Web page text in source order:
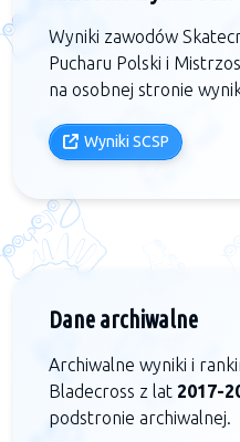
Wyniki zawodów
Pucharu Polski i
na osobnej stronie
Wyniki SCSP
Dane archiwalne
Archiwalne wyniki i
Bladecross z lat 2017-
podstronie archiwalnej.